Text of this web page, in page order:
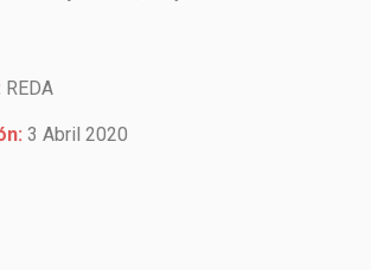
REDA
3 Abril 2020